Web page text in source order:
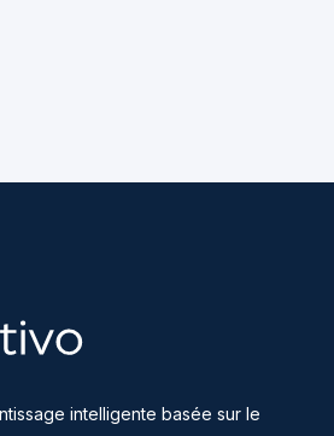
intelligente basée sur le